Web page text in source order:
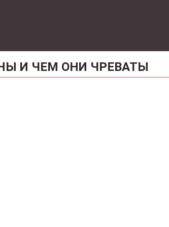
И ЧЕМ ОНИ ЧРЕВАТЫ